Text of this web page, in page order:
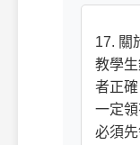
17. 關
教學
者正
一定
必須